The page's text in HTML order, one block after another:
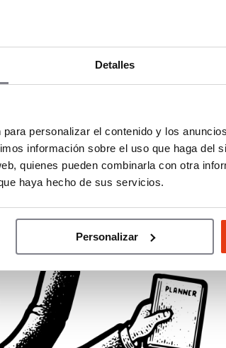
Detalles
personalizar el contenido y los
información sobre el uso que haga del
quienes pueden combinarla con otra
haya hecho de sus servicios.
Personalizar
seguir consolidando su presencia
hacia otras comunidades
en el primer semestre de 2025.